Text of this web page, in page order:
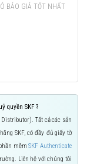
BÁO GIÁ TỐT NHẤT
quyền SKF ?
Tất cả các sản
SKF, có đầy đủ giấy tờ
mềmSKF Authenticate
Liên hệ với chúng tôi